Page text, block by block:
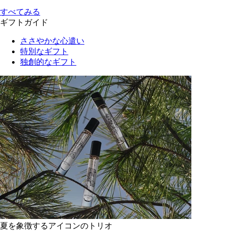
すべてみる
ギフトガイド
ささやかな心遣い
特別なギフト
独創的なギフト
夏を象徴するアイコンのトリオ